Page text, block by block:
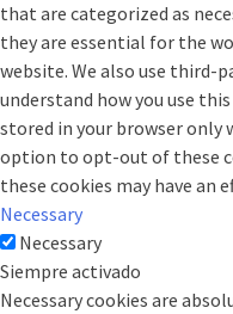
that are categorized as
they are essential for the
website. We also use third-
understand how you use
stored in your browser only
option to opt-out of these
these cookies may have an
Necessary
Necessary
Siempre activado
Necessary cookies are